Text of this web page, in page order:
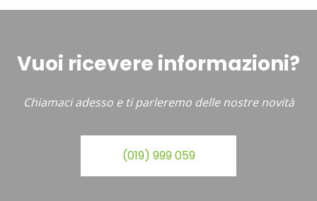
Vuoi ricevere informazioni?
Chiamaci adesso e ti parleremo delle nostre novità
(019) 999 059